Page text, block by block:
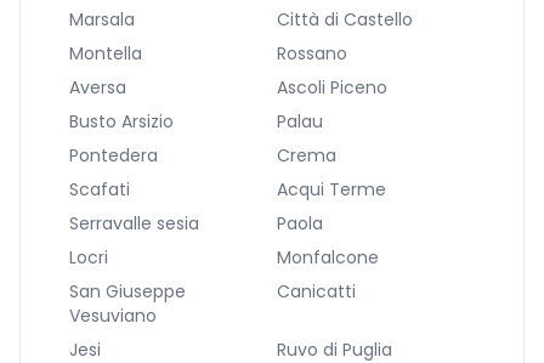
Marsala
Città di Castello
Montella
Rossano
Aversa
Ascoli Piceno
Busto Arsizio
Palau
Pontedera
Crema
Scafati
Acqui Terme
Serravalle sesia
Paola
Locri
Monfalcone
San Giuseppe
Vesuviano
Canicatti
Jesi
Ruvo di Puglia